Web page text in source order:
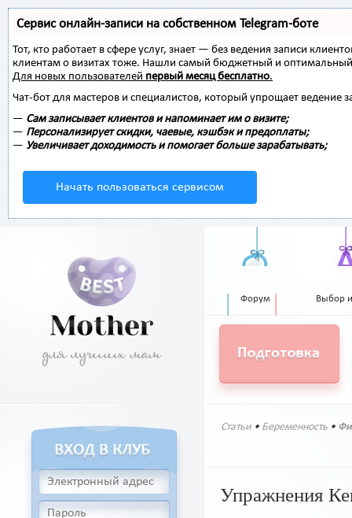
Сервис онлайн-записи на собственном Telegram-боте
Тот, кто работает в сфере услуг, знает — без ведения записи
клиентам о визитах тоже. Нашли самый бюджетный и
Для новых пользователей первый месяц бесплатно.
Чат-бот для мастеров и специалистов, который упрощает ведение
— Сам записывает клиентов и напоминает им о визите;
— Персонализирует скидки, чаевые, кэшбэк и предоплаты;
— Увеличивает доходимость и помогает больше зарабатывать;
Начать пользоваться сервисом
Форум Выбор
Статьи • Беременность •
Упражнения